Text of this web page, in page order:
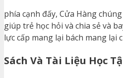
phía cạnh đấy, Cửa Hàng
giúp trẻ học hỏi và chia sẻ và
lực cấp mang lại bách mang lại
Sách Và Tài Liệu Học